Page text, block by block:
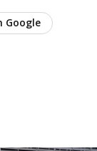
Google